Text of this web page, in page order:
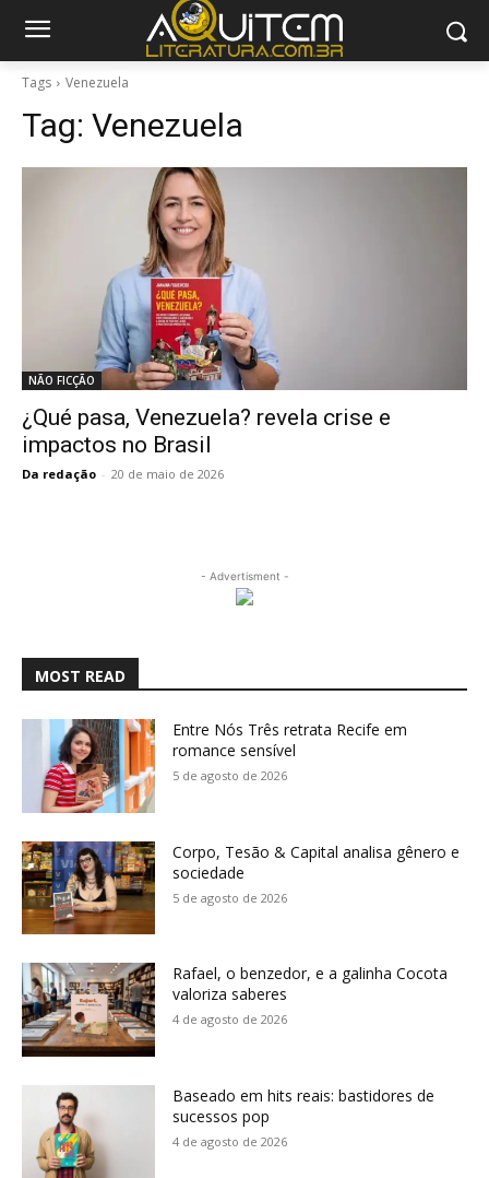
Tags Venezuela
Tag: Venezuela
NÃO FICÇÃO
¿Qué pasa, Venezuela? revela crise e
impactos no Brasil
Da redação - 20 de maio de 2026
- Advertisment -
MOST READ
Entre Nós Três retrata Recife em
romance sensível
5 de agosto de 2026
Corpo, Tesão & Capital analisa gênero e
sociedade
5 de agosto de 2026
Rafael, o benzedor, e a galinha Cocota
valoriza saberes
4 de agosto de 2026
Baseado em hits reais: bastidores de
sucessos pop
4 de agosto de 2026